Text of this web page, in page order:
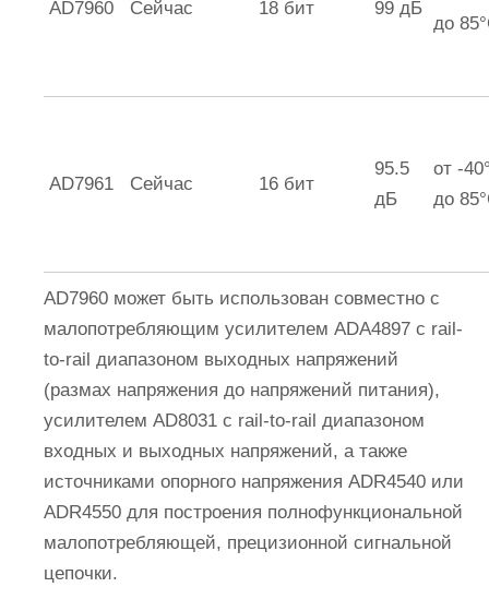
AD7960 Сейчас 18 бит 99 дБ
до
AD7961 Сейчас 16 бит
95.5
дБ
от -
до
AD7960 может быть использован совместно с
малопотребляющим усилителем ADA4897 с rail-
to-rail диапазоном выходных напряжений
(размах напряжения до напряжений питания),
усилителем AD8031 с rail-to-rail диапазоном
входных и выходных напряжений, а также
источниками опорного напряжения ADR4540 или
ADR4550 для построения полнофункциональной
малопотребляющей, прецизионной сигнальной
цепочки.